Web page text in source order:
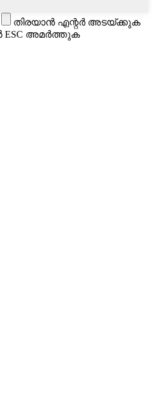
തിരയാൻ എന്റർ അടയ്‌ക്കുക
ESC അമർത്തുക